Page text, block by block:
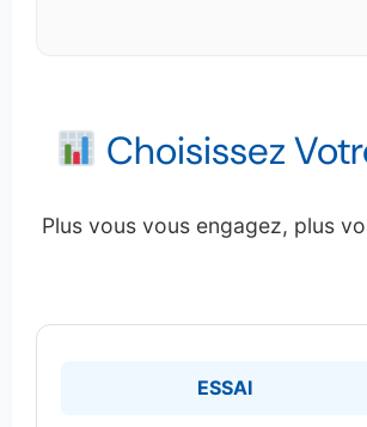
Choisissez
Plus vous vous engagez, plus
ESSAI